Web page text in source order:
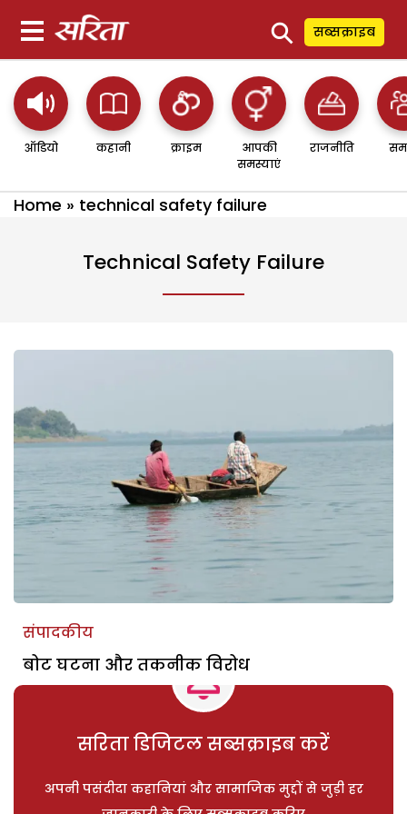
⚲ सब्सक्राइब
ऑडियो कहानी क्राइम
आपकी
समस्याएं
राजनीति
Home » technical safety failure
Technical Safety Failure
संपादकीय
बोट घटना और तकनीक विरोध
सरिता डिजिटल सब्सक्राइब करें
अपनी पसंदीदा कहानियां और सामाजिक मुद्दों से जुड़ी हर